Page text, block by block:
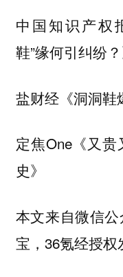
中国知识产权
鞋”缘何引纠纷？
盐财经《洞洞鞋
定焦One《又贵
史》
本文来自微信
宝，36氪经授权